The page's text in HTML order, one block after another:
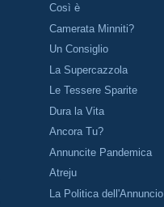
Così è
Camerata Minniti?
Un Consiglio
La Supercazzola
Le Tessere Sparite
Dura la Vita
Ancora Tu?
Annuncite Pandemica
Atreju
La Politica dell'Annuncio